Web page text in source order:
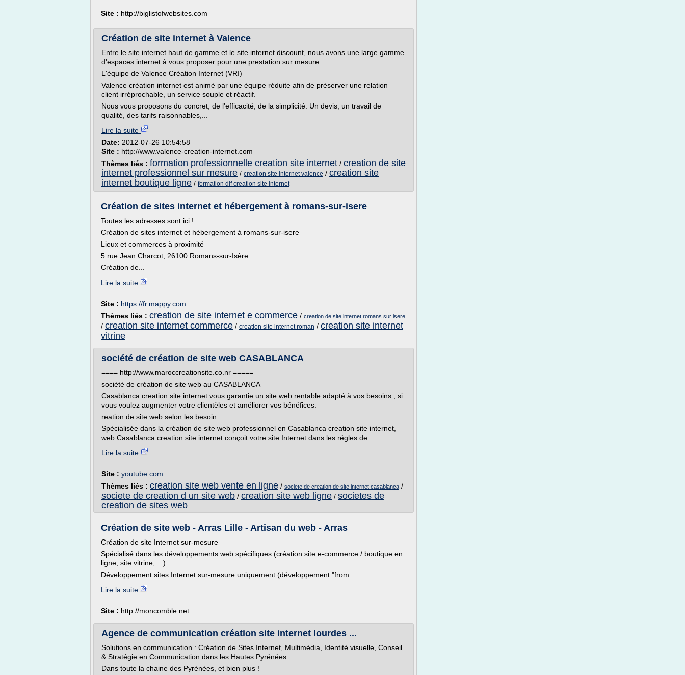
Site : http://biglistofwebsites.com
Création de site internet à Valence
Entre le site internet haut de gamme et le site internet discount, nous avons une large gamme
d'espaces internet à vous proposer pour une prestation sur mesure.
L'équipe de Valence Création Internet (VRI)
Valence création internet est animé par une équipe réduite afin de préserver une relation
client irréprochable, un service souple et réactif.
Nous vous proposons du concret, de l'efficacité, de la simplicité. Un devis, un travail de
qualité, des tarifs raisonnables,...
Lire la suite
Date: 2012-07-26 10:54:58
Site : http://www.valence-creation-internet.com
Thèmes liés : formation professionnelle creation site internet / creation de site
internet professionnel sur mesure / creation site internet valence / creation site
internet boutique ligne / formation dif creation site internet
Création de sites internet et hébergement à romans-sur-isere
Toutes les adresses sont ici !
Création de sites internet et hébergement à romans-sur-isere
Lieux et commerces à proximité
5 rue Jean Charcot, 26100 Romans-sur-Isère
Création de...
Lire la suite
Site : https://fr.mappy.com
Thèmes liés : creation de site internet e commerce / creation de site internet romans sur isere
/ creation site internet commerce / creation site internet roman / creation site internet
vitrine
société de création de site web CASABLANCA
==== http://www.maroccreationsite.co.nr =====
société de création de site web au CASABLANCA
Casablanca creation site internet vous garantie un site web rentable adapté à vos besoins , si
vous voulez augmenter votre clientèles et améliorer vos bénéfices.
reation de site web selon les besoin :
Spécialisée dans la création de site web professionnel en Casablanca creation site internet,
web Casablanca creation site internet conçoit votre site Internet dans les régles de...
Lire la suite
Site : youtube.com
Thèmes liés : creation site web vente en ligne / societe de creation de site internet casablanca /
societe de creation d un site web / creation site web ligne / societes de
creation de sites web
Création de site web - Arras Lille - Artisan du web - Arras
Création de site Internet sur-mesure
Spécialisé dans les développements web spécifiques (création site e-commerce / boutique en
ligne, site vitrine, ...)
Développement sites Internet sur-mesure uniquement (développement "from...
Lire la suite
Site : http://moncomble.net
Agence de communication création site internet lourdes ...
Solutions en communication : Création de Sites Internet, Multimédia, Identité visuelle, Conseil
& Stratégie en Communication dans les Hautes Pyrénées.
Dans toute la chaine des Pyrénées, et bien plus !